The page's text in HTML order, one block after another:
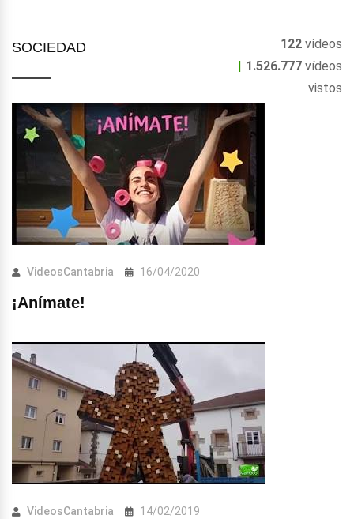
SOCIEDAD 122vídeos
| 1.526.777vídeos
vistos
VideosCantabria 16/04/2020
¡Anímate!
VideosCantabria 14/02/2019